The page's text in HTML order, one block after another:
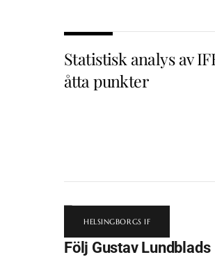
Statistisk analys av
åtta punkter
HELSINGBORGS IF
Följ Gustav Lundblads